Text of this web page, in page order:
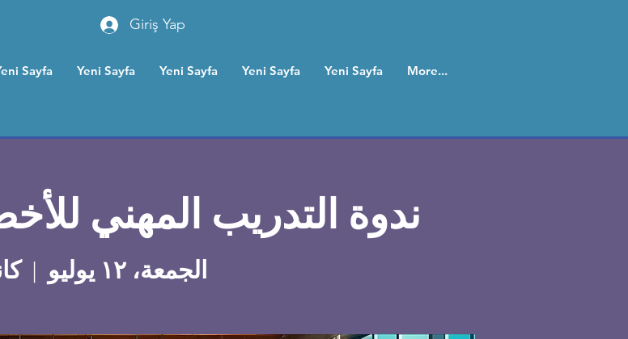
Giriş Yap
Sayfa Yeni Sayfa Yeni Sayfa Yeni Sayfa Yeni Sayfa More...
ندوة التدريب المهني
الجمعة، ١٢ يوليو
  |